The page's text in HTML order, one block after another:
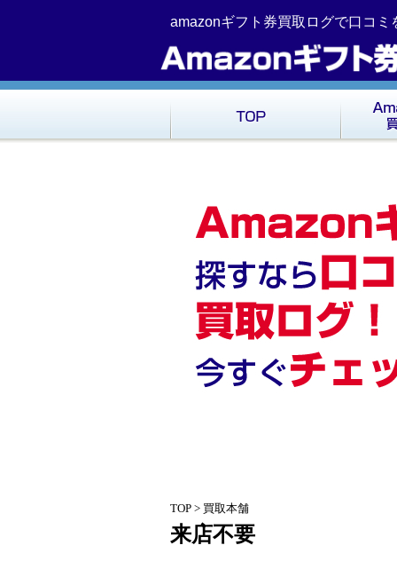
ン
テ
ン
ツ
へ
移
to
navigation
amazonギフト券買取ログで口コミ
TOP > 買取本舗
来店不要